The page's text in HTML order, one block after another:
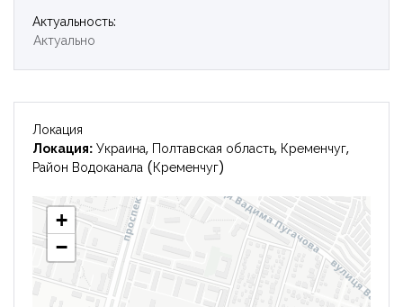
Актуальность:
Актуально
Локация
Локация: Украина, Полтавская область, Кременчуг,
Район Водоканала (Кременчуг)
+
−